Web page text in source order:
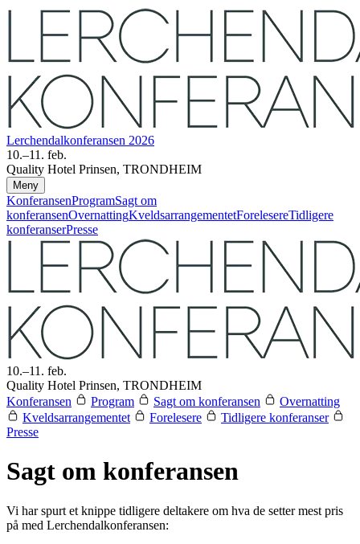
Lerchendal­konferansen 2026
10.–11. feb.
Quality Hotel Prinsen, TRONDHEIM
Meny
KonferansenProgramSagt om
konferansenOvernattingKveldsarrangementetForelesereTidligere
konferanserPresse
10.–11. feb.
Quality Hotel Prinsen, TRONDHEIM
Konferansen
Program Sagt om konferansen
Overnatting
Kveldsarrangementet
Forelesere
Tidligere konferanser
Presse
Sagt om konferansen
Vi har spurt et knippe tidligere deltakere om hva de setter mest pris
på med Lerchendalkonferansen: